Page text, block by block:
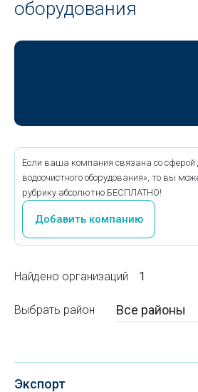
оборудования
Если ваша компания связана со сферой
водоочистного оборудования», то вы
рубрику абсолютно БЕСПЛАТНО!
Добавить компанию
Найдено организаций 1
Выбрать район Все районы
Экспорт